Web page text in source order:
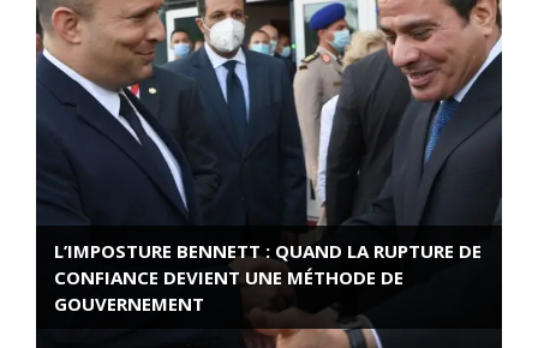
L’IMPOSTURE BENNETT : QUAND LA RUPTURE DE
CONFIANCE DEVIENT UNE MÉTHODE DE
GOUVERNEMENT